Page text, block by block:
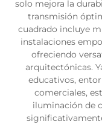
solo mejora la
transmisión
cuadrado incluye
instalaciones
ofreciendo
arquitectónicas.
educativos,
comerciales,
iluminación de